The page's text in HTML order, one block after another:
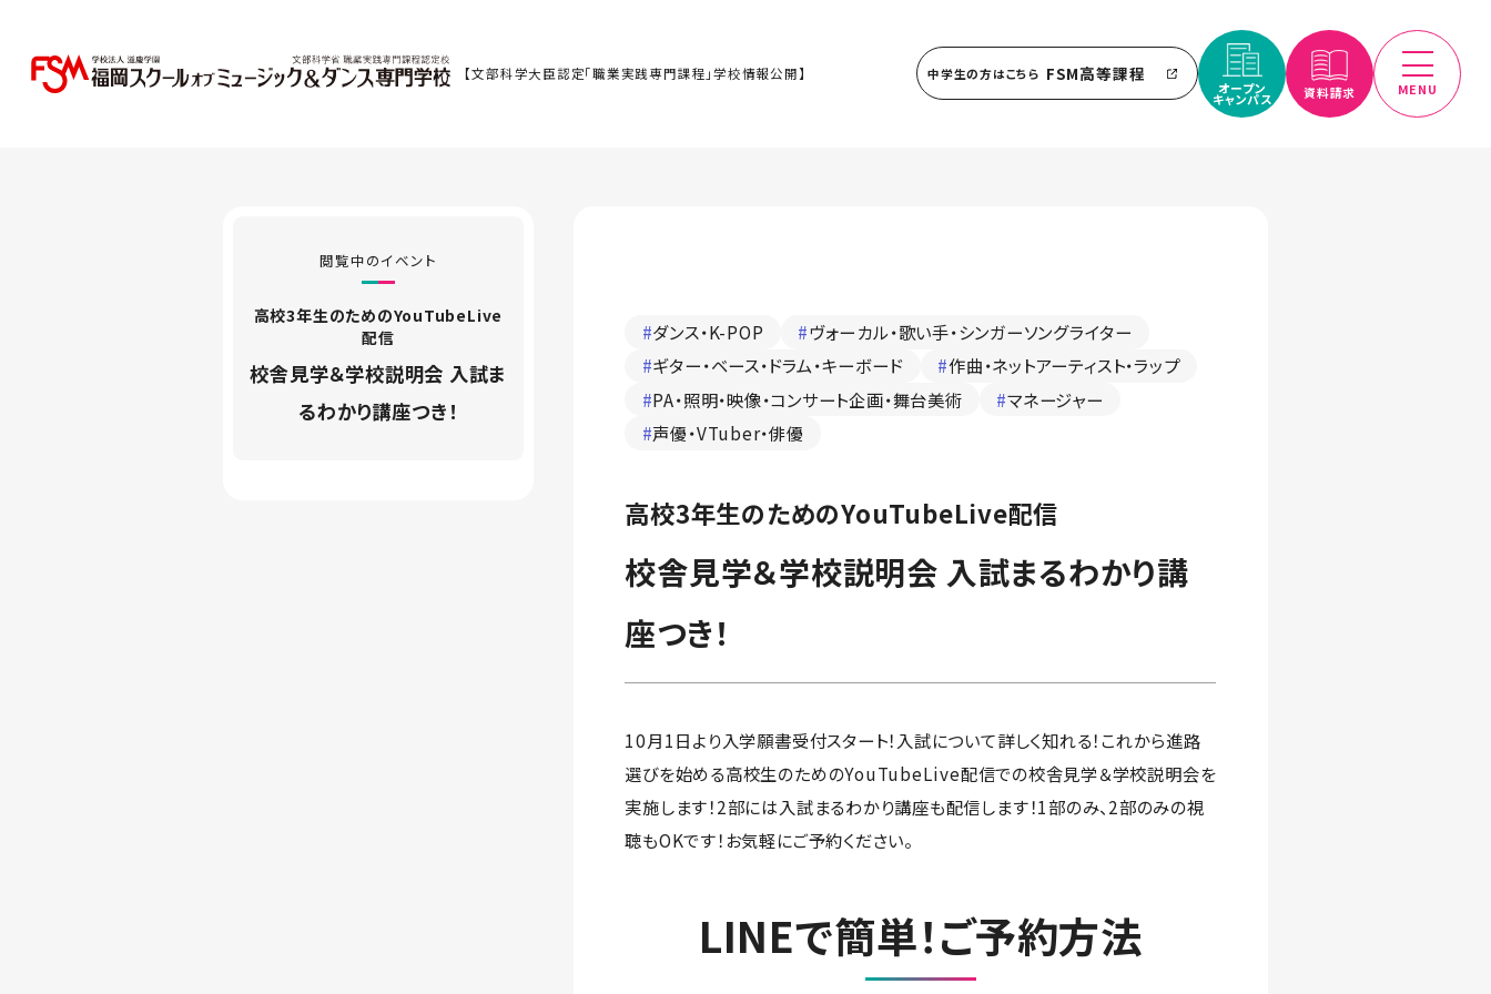
【文部科学大臣認定「職業実践専門課程」学校情報公開】 中学生の方はこちら FSM高等課程
オープン
キャンパス 資料請求 MENU
閲覧中のイベント
高校3年生のためのYouTubeLive
配信
校舎見学＆学校説明会 入試ま
るわかり講座つき！
#ダンス・K-POP #ヴォーカル・歌い手・シンガーソングライター
#ギター・ベース・ドラム・キーボード #作曲・ネットアーティスト・ラップ
#PA・照明・映像・コンサート企画・舞台美術 #マネージャー
#声優・VTuber・俳優
高校3年生のためのYouTubeLive配信
校舎見学＆学校説明会 入試まるわかり講
座つき！
10月1日より入学願書受付スタート！入試について詳しく知れる！これから進路
選びを始める高校生のためのYouTubeLive配信での校舎見学＆学校説明会を
実施します！2部には入試まるわかり講座も配信します！1部のみ、2部のみの視
聴もOKです！お気軽にご予約ください。
LINEで簡単！ご予約方法